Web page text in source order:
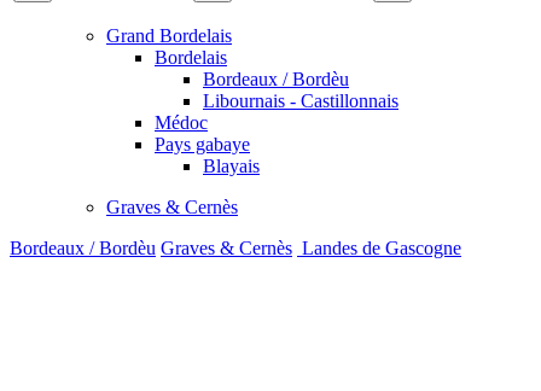
Grand Bordelais
Bordelais
Bordeaux / Bordèu
Libournais - Castillonnais
Médoc
Pays gabaye
Blayais
Graves & Cernès
Bordeaux / Bordèu Graves & Cernès Landes de Gascogne